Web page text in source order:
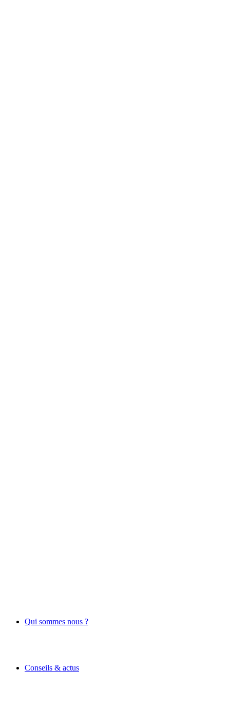
Qui sommes nous ?
Conseils & actus